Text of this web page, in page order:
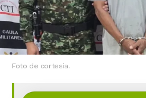
Foto de cortesía.